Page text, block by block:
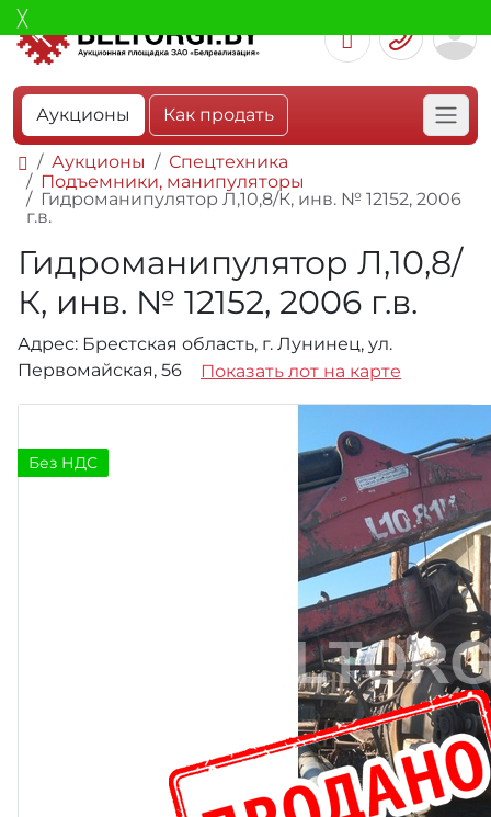
Аукционы Как продать
Аукционы
Спецтехника
Подъемники, манипуляторы
Гидроманипулятор Л,10,8/К, инв. № 12152, 2006
г.в.
Гидроманипулятор Л,10,8/
К, инв. № 12152, 2006 г.в.
Адрес: Брестская область, г. Лунинец, ул.
Первомайская, 56
Показать лот на карте
Без НДС